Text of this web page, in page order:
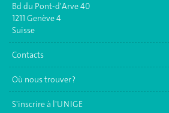
Bd du Pont-d'Arve 40
1211 Genève 4
Suisse
Contacts
Où nous trouver ?
S'inscrire à l'UNIGE